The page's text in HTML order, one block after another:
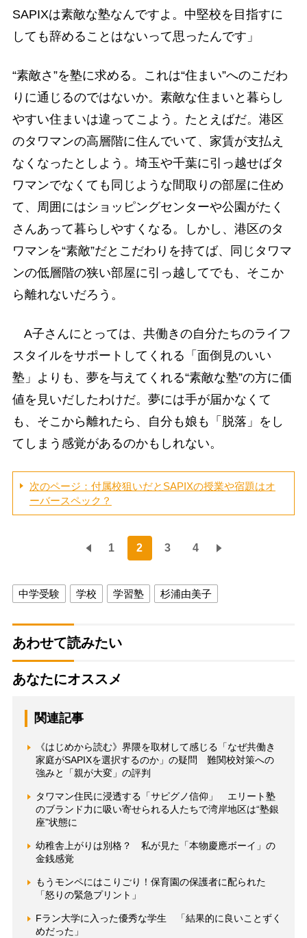
SAPIXは素敵な塾なんですよ。中堅校を目指すに
しても辞めることはないって思ったんです」
“素敵さ”を塾に求める。これは“住まい”へのこだわ
りに通じるのではないか。素敵な住まいと暮らし
やすい住まいは違ってこよう。たとえばだ。港区
のタワマンの高層階に住んでいて、家賃が支払え
なくなったとしよう。埼玉や千葉に引っ越せばタ
ワマンでなくても同じような間取りの部屋に住め
て、周囲にはショッピングセンターや公園がたく
さんあって暮らしやすくなる。しかし、港区のタ
ワマンを“素敵”だとこだわりを持てば、同じタワマ
ンの低層階の狭い部屋に引っ越してでも、そこか
ら離れないだろう。
A子さんにとっては、共働きの自分たちのライフ
スタイルをサポートしてくれる「面倒見のいい
塾」よりも、夢を与えてくれる“素敵な塾”の方に価
値を見いだしたわけだ。夢には手が届かなくて
も、そこから離れたら、自分も娘も「脱落」をし
てしまう感覚があるのかもしれない。
次のページ：付属校狙いだとSAPIXの授業や宿題はオ
ーバースペック？
1 2 3 4
中学受験 学校 学習塾 杉浦由美子
あわせて読みたい
あなたにオススメ
関連記事
《はじめから読む》界隈を取材して感じる「なぜ共働き
家庭がSAPIXを選択するのか」の疑問 難関校対策への
強みと「親が大変」の評判
タワマン住民に浸透する「サピグノ信仰」 エリート塾
のブランド力に吸い寄せられる人たちで湾岸地区は“塾銀
座”状態に
幼稚舎上がりは別格？ 私が見た「本物慶應ボーイ」の
金銭感覚
もうモンペにはこりごり！保育園の保護者に配られた
「怒りの緊急プリント」
Fラン大学に入った優秀な学生 「結果的に良いことずく
めだった」